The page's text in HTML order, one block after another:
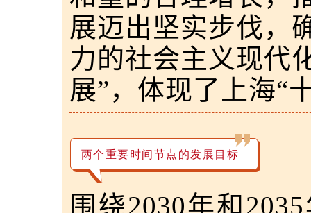
展迈出坚实步伐，
力的社会主义现代
展”，体现了上海“
两个重要时间节点的发展目标
围绕2030年和